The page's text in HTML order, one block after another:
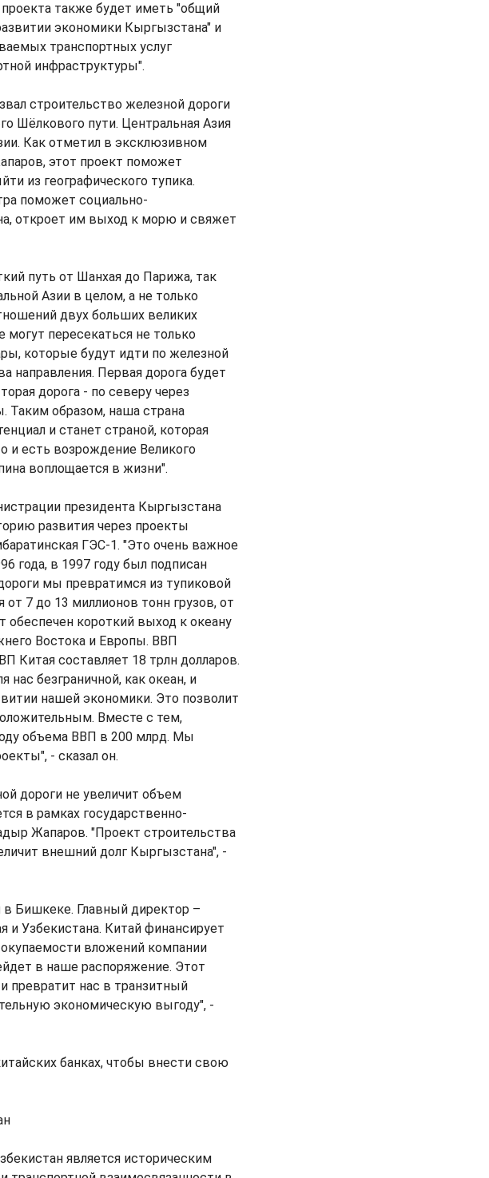
также будет иметь "общий
экономики Кыргызстана" и
транспортных услуг
инфраструктуры".
строительство железной дороги
Шёлкового пути. Центральная Азия
Как отметил в эксклюзивном
этот проект поможет
из географического тупика.
поможет социально-
откроет им выход к морю и свяжет
путь от Шанхая до Парижа, так
Азии в целом, а не только
двух больших великих
могут пересекаться не только
которые будут идти по железной
направления. Первая дорога будет
дорога - по северу через
Таким образом, наша страна
и станет страной, которая
есть возрождение Великого
воплощается в жизни".
президента Кыргызстана
развития через проекты
ГЭС-1. "Это очень важное
года, в 1997 году был подписан
мы превратимся из тупиковой
7 до 13 миллионов тонн грузов, от
обеспечен короткий выход к океану
Востока и Европы. ВВП
Китая составляет 18 трлн долларов.
безграничной, как океан, и
нашей экономики. Это позволит
Вместе с тем,
объема ВВП в 200 млрд. Мы
- сказал он.
дороги не увеличит объем
в рамках государственно-
Жапаров. "Проект строительства
внешний долг Кыргызстана", -
Бишкеке. Главный директор –
и Узбекистана. Китай финансирует
вложений компании
в наше распоряжение. Этот
превратит нас в транзитный
экономическую выгоду", -
банках, чтобы внести свою
является историческим